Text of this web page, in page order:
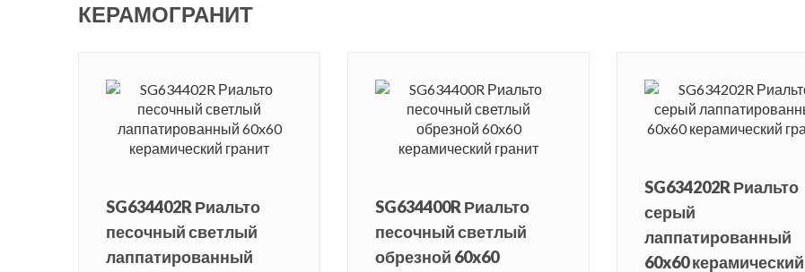
КЕРАМОГРАНИТ
SG634402R Риальто
песочный светлый
лаппатированный
SG634400R Риальто
песочный светлый
обрезной 60x60
SG634202R Риальто
серый
лаппатированный
60x60 керамический